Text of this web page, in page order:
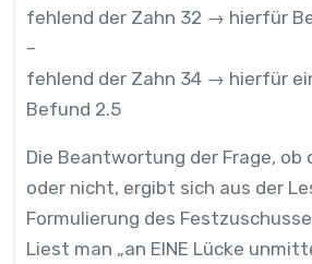
fehlend der Zahn 32 → hierfür
–
fehlend der Zahn 34 → hierfür
Befund 2.5
Die Beantwortung der Frage, ob
oder nicht, ergibt sich aus der
Formulierung des
Liest man „an EINE Lücke